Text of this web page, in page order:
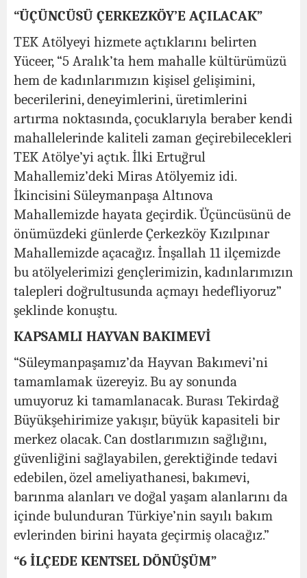
“ÜÇÜNCÜSÜ ÇERKEZKÖY’E AÇILACAK”
TEK Atölyeyi hizmete açtıklarını belirten
Yüceer, “5 Aralık’ta hem mahalle kültürümüzü
hem de kadınlarımızın kişisel gelişimini,
becerilerini, deneyimlerini, üretimlerini
artırma noktasında, çocuklarıyla beraber kendi
mahallelerinde kaliteli zaman geçirebilecekleri
TEK Atölye’yi açtık. İlki Ertuğrul
Mahallemiz’deki Miras Atölyemiz idi.
İkincisini Süleymanpaşa Altınova
Mahallemizde hayata geçirdik. Üçüncüsünü de
önümüzdeki günlerde Çerkezköy Kızılpınar
Mahallemizde açacağız. İnşallah 11 ilçemizde
bu atölyelerimizi gençlerimizin, kadınlarımızın
talepleri doğrultusunda açmayı hedefliyoruz”
şeklinde konuştu.
KAPSAMLI HAYVAN BAKIMEVİ
“Süleymanpaşamız’da Hayvan Bakımevi’ni
tamamlamak üzereyiz. Bu ay sonunda
umuyoruz ki tamamlanacak. Burası Tekirdağ
Büyükşehirimize yakışır, büyük kapasiteli bir
merkez olacak. Can dostlarımızın sağlığını,
güvenliğini sağlayabilen, gerektiğinde tedavi
edebilen, özel ameliyathanesi, bakımevi,
barınma alanları ve doğal yaşam alanlarını da
içinde bulunduran Türkiye’nin sayılı bakım
evlerinden birini hayata geçirmiş olacağız.”
“6 İLÇEDE KENTSEL DÖNÜŞÜM”